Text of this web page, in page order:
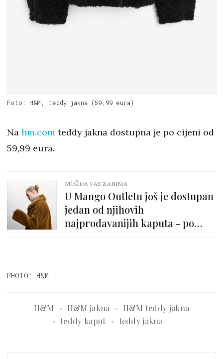
Foto: H&M, teddy jakna (59,99 eura)
Na hm.com teddy jakna dostupna je po cijeni od
59,99 eura.
MOŽDA VAS ZANIMA
U Mango Outletu još je dostupan
jedan od njihovih
najprodavanijih kaputa - po
PHOTO: H&M
H&M H&M jakna
H&M teddy jakna
teddy kaput
teddy jakna